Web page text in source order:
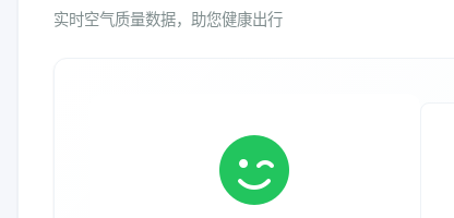
实时空气质量数据，助您健康出行